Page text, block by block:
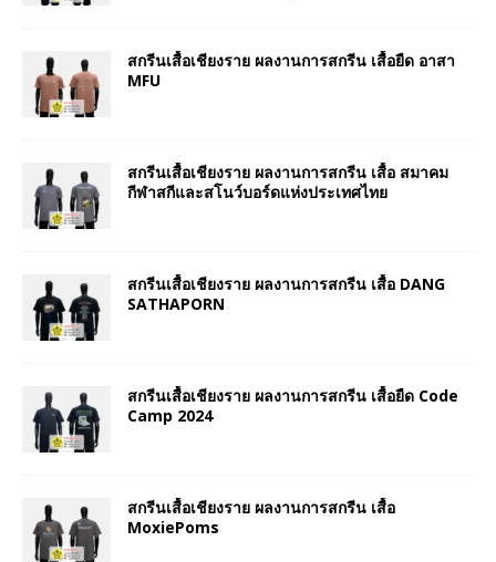
สกรีนเสื้อเชียงราย ผลงานการสกรีน เสื้อยืด อาสา
MFU
สกรีนเสื้อเชียงราย ผลงานการสกรีน เสื้อ สมาคม
กีฬาสกีและสโนว์บอร์ดแห่งประเทศไทย
สกรีนเสื้อเชียงราย ผลงานการสกรีน เสื้อ DANG
SATHAPORN
สกรีนเสื้อเชียงราย ผลงานการสกรีน เสื้อยืด Code
Camp 2024
สกรีนเสื้อเชียงราย ผลงานการสกรีน เสื้อ
MoxiePoms